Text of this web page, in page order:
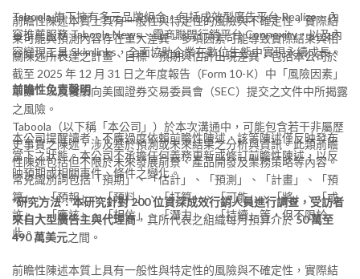
前瞻性陳述本質上具有一般性與特定性的風險與不確定性，實際結
果可能與預測內容存在重大差異。多項因素可能導致實際結果與相
關陳述所表達之計畫、目標、預期與估計出現差異，包括本公司於
截至 2025 年 12 月 31 日之年度報告（Form 10-K）中「風險因素」
章節，以及後續向美國證券交易委員會（SEC）提交之文件中所揭露
之風險。
本公司提醒讀者，不應過度依賴前瞻性陳述，該等陳述僅反映發布
當下之狀態。本公司不承擔任何義務更新或修訂前瞻性陳述，以反
映預期或相關事件、條件之變化。
*研究方法：本研究針對 200 位資深成效行銷人員進行調查，受訪者
來自大型廣告主與代理商，其所代表之組織每月預算介於50 萬至
490 萬美元之間。
Taboola 旗下擁有多元品牌組合，包括成效型廣告平台 Realize、內
容推薦服務 Taboola News、電商聯盟行銷平台 Connexity，以及內
容變現工具 Skimlinks，全面協助企業在數位生態中實現永續成長。
前瞻性免責聲明
Taboola（以下稱「本公司」）於本次溝通中，可能包含若干非屬歷
史事實之陳述，涉及基於預測或未來結果之分析與資訊。此類前瞻
性陳述包括但不限於未來發展前景、產品開發及業務策略等內容。
常見識別詞包括「預期」、「估計」、「預測」、「計畫」、「預
算」、「預報」、「預料」、「打算」、「可能」、「將」、「或
許」、「應該」、「相信」、「潛力」、「持續」等，但不限於
此。
前瞻性陳述本質上具有一般性與特定性的風險與不確定性，實際結